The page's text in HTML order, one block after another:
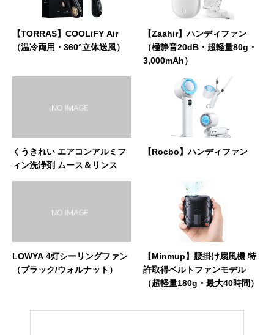
【TORRAS】COOLiFY Air
（温冷両用・360°立体送風）
【Zaahir】ハンディファン
（極静音20dB・超軽量80g・
3,000mAh）
くうきれい エアコンアルミフ
ィン洗浄剤 ムース＆リンス
【Rocbo】ハンディファン
LOWYA 4灯シーリングファン
（ブラック/ウォルナット）
【Minmup】腰掛け扇風機 特
許取得ベルトファンモデル
（超軽量180g・最大40時間）